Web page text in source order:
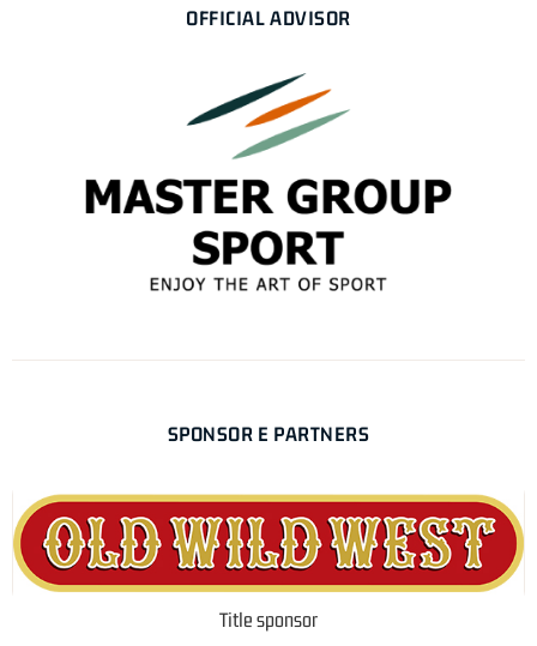
OFFICIAL ADVISOR
SPONSOR E PARTNERS
Title sponsor